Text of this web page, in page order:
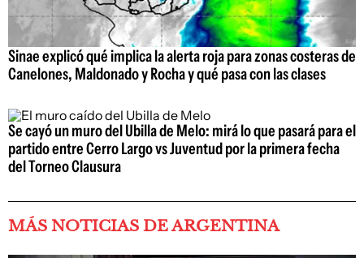
Sinae explicó qué implica la alerta roja para zonas costeras de
Canelones, Maldonado y Rocha y qué pasa con las clases
Se cayó un muro del Ubilla de Melo: mirá lo que pasará para el
partido entre Cerro Largo vs Juventud por la primera fecha
del Torneo Clausura
MÁS NOTICIAS DE ARGENTINA